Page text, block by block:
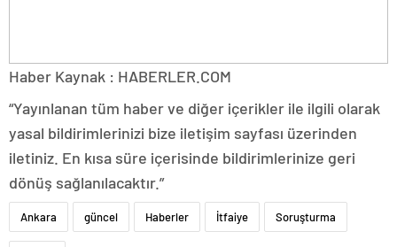
Haber Kaynak : HABERLER.COM
“Yayınlanan tüm haber ve diğer içerikler ile ilgili olarak
yasal bildirimlerinizi bize iletişim sayfası üzerinden
iletiniz. En kısa süre içerisinde bildirimlerinize geri
dönüş sağlanılacaktır.”
Ankara güncel Haberler İtfaiye Soruşturma